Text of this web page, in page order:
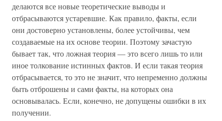
делаются все новые теоретические выводы и
отбрасываются устаревшие. Как правило, факты, если
они достоверно установлены, более устойчивы, чем
создаваемые на их основе теории. Поэтому зачастую
бывает так, что ложная теория — это всего лишь то или
иное толкование истинных фактов. И если такая теория
отбрасывается, то это не значит, что непременно должны
быть отброшены и сами факты, на которых она
основывалась. Если, конечно, не допущены ошибки в их
получении.